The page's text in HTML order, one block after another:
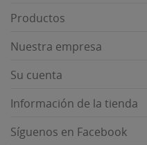
Productos
Nuestra empresa
Su cuenta
Información de la tienda
Síguenos en Facebook